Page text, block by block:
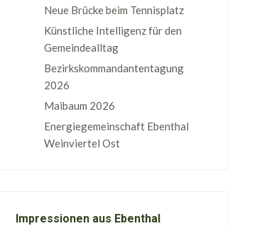
Neue Brücke beim Tennisplatz
Künstliche Intelligenz für den
Gemeindealltag
Bezirkskommandantentagung
2026
Maibaum 2026
Energiegemeinschaft Ebenthal
Weinviertel Ost
Impressionen aus Ebenthal